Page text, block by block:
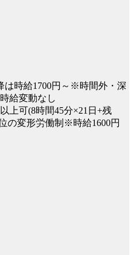
時給1700円～※時間外・深
給変動なし
上可(8時間45分×21日+残
変形労働制※時給1600円